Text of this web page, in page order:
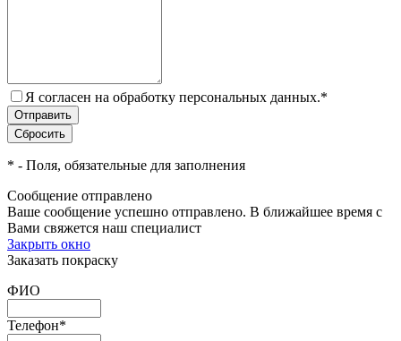
Я согласен на обработку персональных данных.*
* - Поля, обязательные для заполнения
Сообщение отправлено
Ваше сообщение успешно отправлено. В ближайшее время с
Вами свяжется наш специалист
Закрыть окно
Заказать покраску
ФИО
Телефон*